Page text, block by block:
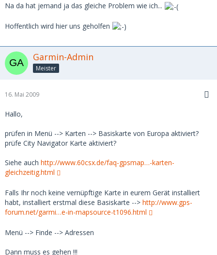
Na da hat jemand ja das gleiche Problem wie ich...
Hoffentlich wird hier uns geholfen
Garmin-Admin
Meister
16. Mai 2009
Hallo,
prüfen in Menü --> Karten --> Basiskarte von Europa aktiviert?
prüfe City Navigator Karte aktiviert?
Siehe auch http://www.60csx.de/faq-gpsmap…-karten-
gleichzeitig.html
Falls Ihr noch keine vernüpftige Karte in eurem Gerät installiert
habt, installiert erstmal diese Basiskarte --> http://www.gps-
forum.net/garmi…e-in-mapsource-t1096.html
Menü --> Finde --> Adressen
Dann muss es gehen !!!